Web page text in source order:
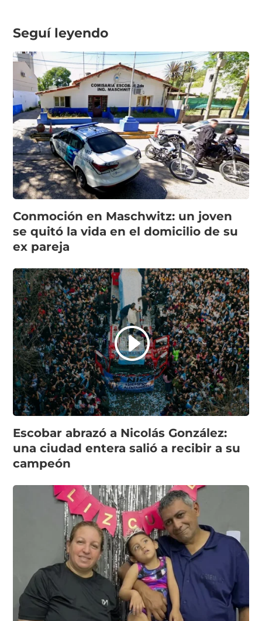
Seguí leyendo
Conmoción en Maschwitz: un joven
se quitó la vida en el domicilio de su
ex pareja
Escobar abrazó a Nicolás González:
una ciudad entera salió a recibir a su
campeón